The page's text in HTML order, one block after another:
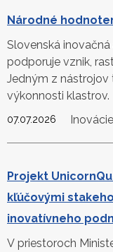
Národné
Slovenská
podporuje vznik,
Jedným z
výkonnosti klastrov.
07.07.2026 Inovácie
Projekt
kľúčovými
inovatívneho
V priestoroch